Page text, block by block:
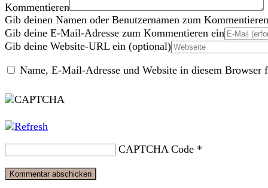
Kommentieren
Gib deinen Namen oder Benutzernamen zum
Gib deine E-Mail-Adresse zum Kommentieren ein
Gib deine Website-URL ein (optional)
Name, E-Mail-Adresse und Website in diesem Browser
CAPTCHA Code *